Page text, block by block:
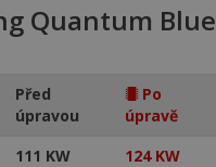
Quantum Blue
Před
úpravou
Po
úpravě
111 KW 124 KW